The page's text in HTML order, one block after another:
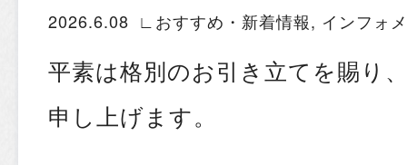
2026.6.08 ∟おすすめ・新着情報, インフォ
平素は格別のお引き立てを賜り
申し上げます。